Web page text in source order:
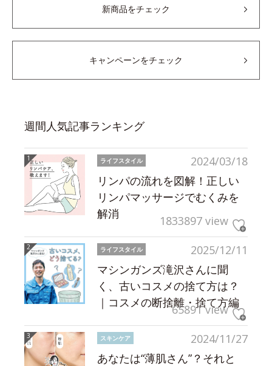
新商品をチェック
キャンペーンをチェック
週間人気記事ランキング
2024/03/18
ライフスタイル
リンパの流れを図解！正しい
リンパマッサージでむくみを
解消
1833897 view
2025/12/11
ライフスタイル
マシンガンズ滝沢さんに聞
く、古いコスメの捨て方は？
｜コスメの断捨離・捨て方編
65891 view
2024/11/27
スキンケア
あなたは“薄肌さん”？それと